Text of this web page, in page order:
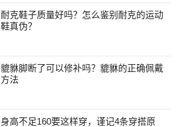
耐克鞋子质量好吗？怎么鉴别耐克的运动
鞋真伪？
貔貅脚断了可以修补吗？貔貅的正确佩戴
方法
身高不足160要这样穿，谨记4条穿搭原